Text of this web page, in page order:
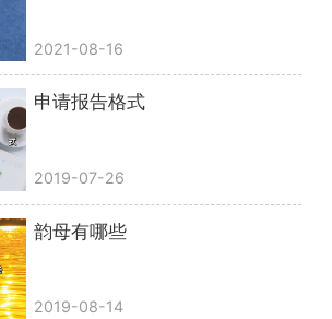
2021-08-16
申请报告格式
2019-07-26
韵母有哪些
2019-08-14